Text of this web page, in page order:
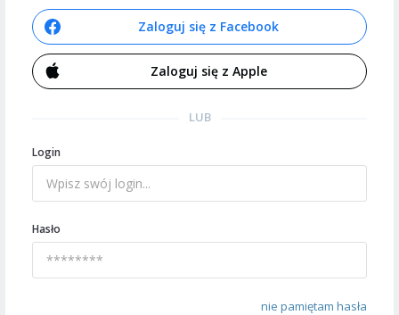
Zaloguj się z Facebook
Zaloguj się z Apple
LUB
Login
Hasło
nie pamiętam hasła